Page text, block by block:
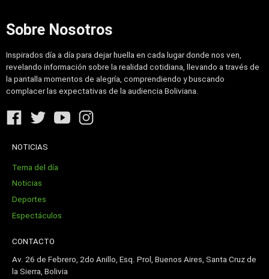
Sobre Nosotros
Inspirados día a día para dejar huella en cada lugar donde nos ven,
revelando información sobre la realidad cotidiana, llevando a través de
la pantalla momentos de alegría, comprendiendo y buscando
complacer las expectativas de la audiencia Boliviana.
NOTICIAS
Tema del día
Noticias
Deportes
Espectáculos
CONTACTO
Av. 26 de Febrero, 2do Anillo, Esq. Prol, Buenos Aires, Santa Cruz de
la Sierra, Bolivia